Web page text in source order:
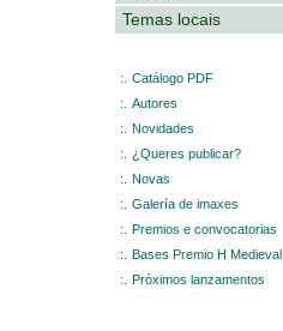
Temas locais
:.
Catálogo PDF
:.
Autores
:.
Novidades
:.
¿Queres publicar?
:.
Novas
:.
Galería de imaxes
:.
Premios e convocatorias
:.
Bases Premio H Medieval
:.
Próximos lanzamentos